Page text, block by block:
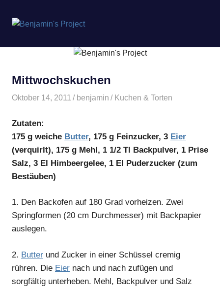
springen
Project
Mittwochskuchen
Oktober 14, 2011 benjamin Kuchen & Torten
Zutaten:
175 g weiche Butter, 175 g Feinzucker, 3 Eier
(verquirlt), 175 g Mehl, 1 1/2 Tl Backpulver, 1 Prise
Salz, 3 El Himbeergelee, 1 El Puderzucker (zum
Bestäuben)
1. Den Backofen auf 180 Grad vorheizen. Zwei
Springformen (20 cm Durchmesser) mit Backpapier
auslegen.
2. Butter und Zucker in einer Schüssel cremig
rühren. Die Eier nach und nach zufügen und
sorgfältig unterheben. Mehl, Backpulver und Salz